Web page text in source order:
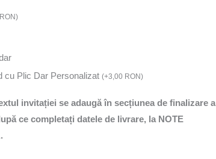
RON)
cu Plic Dar Personalizat (+3,00 RON)
invitației se adaugă în secțiunea de finalizare a
ce completați datele de livrare, la NOTE